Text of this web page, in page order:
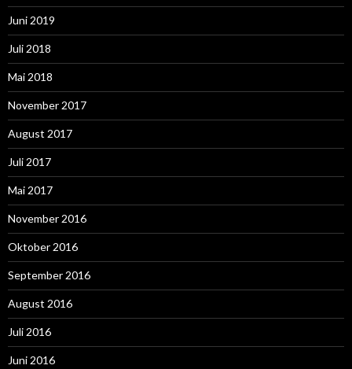
Juni 2019
Juli 2018
Mai 2018
November 2017
August 2017
Juli 2017
Mai 2017
November 2016
Oktober 2016
September 2016
August 2016
Juli 2016
Juni 2016